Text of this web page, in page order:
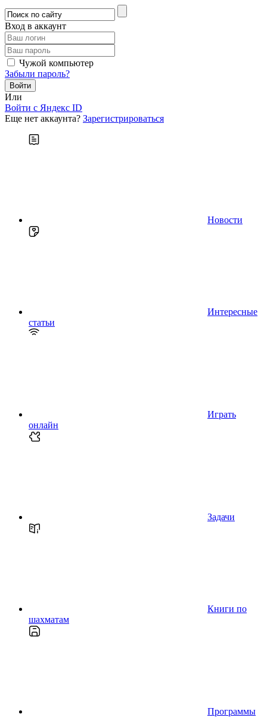
Вход в аккаунт
Чужой компьютер
Забыли пароль?
Или
Войти c Яндекс ID
Еще нет аккаунта? Зарегистрироваться
Новости
Интересные
статьи
Играть
онлайн
Задачи
Книги по
шахматам
Программы